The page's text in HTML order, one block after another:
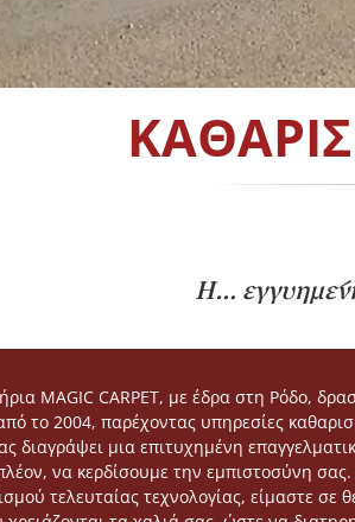
Η…
MAGIC CARPET, με έδρα στη Ρόδο,
το 2004, παρέχοντας υπηρεσίες
διαγράψει μια επιτυχημένη
να κερδίσουμε την εμπιστοσύνη
τελευταίας τεχνολογίας, είμαστε